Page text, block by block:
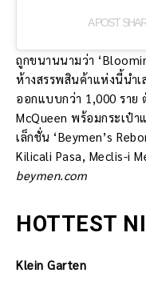
A POST
ถูกขนานนามว่า
ห้างสรรพสินค้าแห่งนี้นำ
ออกแบบกว่า 1,000 ราย
McQueen พร้อมกระเป๋
เล็กชั่น ‘Beymen’s
Kilicali Pasa, Meclis-i
beymen.com
HOTTEST
Klein Garten